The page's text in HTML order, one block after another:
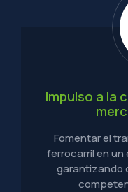
Impulso a la
Fomentar el
ferrocarril en
garantizando